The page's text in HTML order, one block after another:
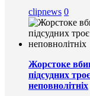
clipnews 0
Жорстоке
підсудних
неповнолітніх